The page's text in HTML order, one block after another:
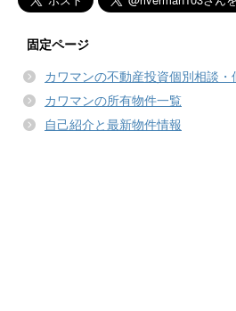
固定ページ
カワマンの不動産投資個別相談・
カワマンの所有物件一覧
自己紹介と最新物件情報